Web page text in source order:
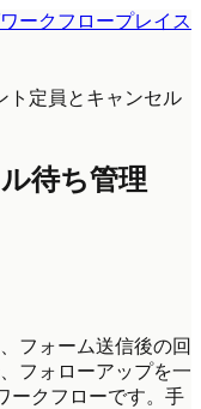
ワークフロープレイス
ト定員とキャンセル
待ち管理
フォーム送信後の回
フォローアップを一
ークフローです。手